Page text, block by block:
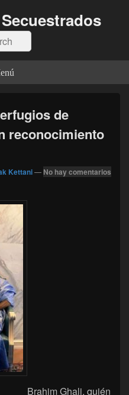
de
reconocimiento
Kettani— No hay comentarios
Brahim Ghali, quién